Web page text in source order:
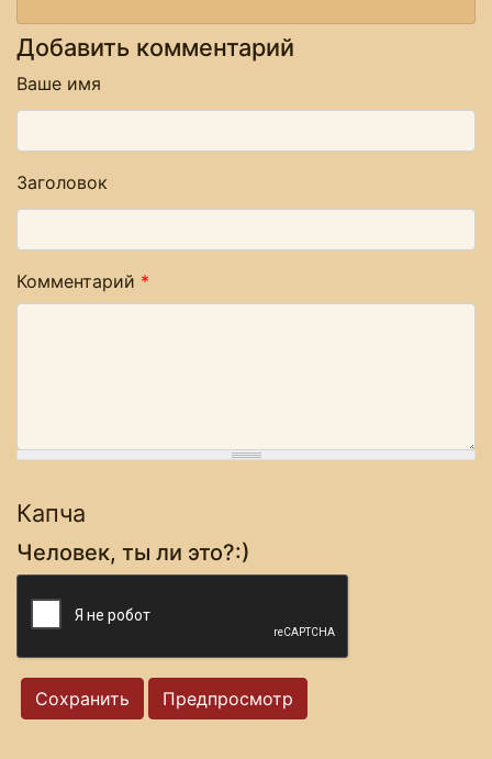
Добавить комментарий
Ваше имя
Заголовок
Комментарий *
Капча
Человек, ты ли это?:)